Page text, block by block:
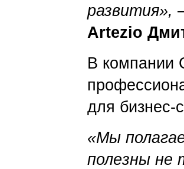
развития»,
Artezio
В компании
для бизнес-
«Мы
полезны не